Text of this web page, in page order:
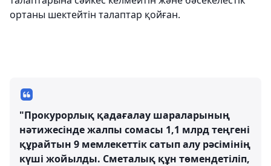
ортаны шектейтін талаптар қойған.
"Прокурорлық қадағалау шараларының
нәтижесінде жалпы сомасы 1,1 млрд теңгені
құрайтын 9 мемлекеттік сатып алу рәсімінің
күші жойылды. Сметалық құн төмендетіліп,